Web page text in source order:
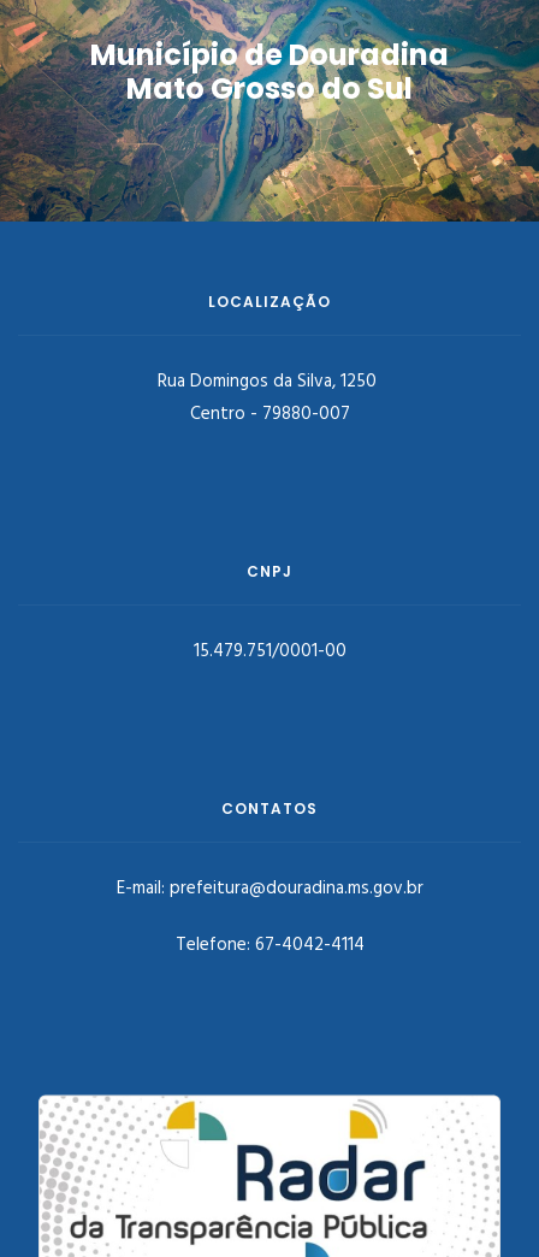
Município de Douradina
Mato Grosso do Sul
LOCALIZAÇÃO
Rua Domingos da Silva, 1250
Centro - 79880-007
CNPJ
15.479.751/0001-00
CONTATOS
E-mail: prefeitura@douradina.ms.gov.br
Telefone: 67-4042-4114